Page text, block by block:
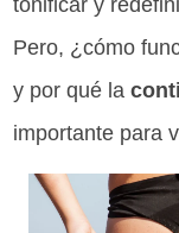
tonificar y
Pero, ¿cómo
y por qué la
importante para